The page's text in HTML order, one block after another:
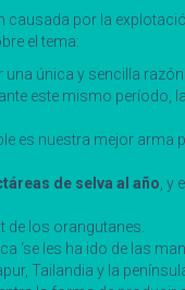
causada por la
el tema:
única y sencilla
este mismo período,
es nuestra mejor
de selva al año , y
de los orangutanes.
‘se les ha ido de las
Tailandia y la